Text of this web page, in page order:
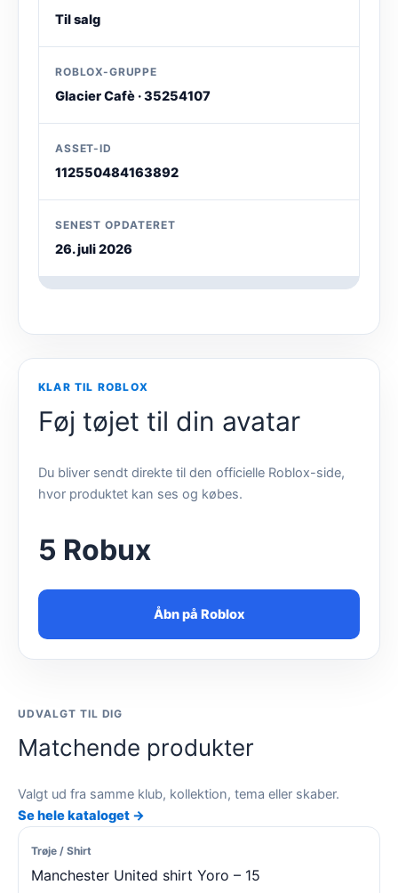
Til salg
ROBLOX-GRUPPE
Glacier Cafè · 35254107
ASSET-ID
112550484163892
SENEST OPDATERET
26. juli 2026
KLAR TIL ROBLOX
Føj tøjet til din avatar
Du bliver sendt direkte til den officielle Roblox-side,
hvor produktet kan ses og købes.
5 Robux
Åbn på Roblox
UDVALGT TIL DIG
Matchende produkter
Valgt ud fra samme klub, kollektion, tema eller skaber.
Se hele kataloget →
Trøje / Shirt
Manchester United shirt Yoro – 15